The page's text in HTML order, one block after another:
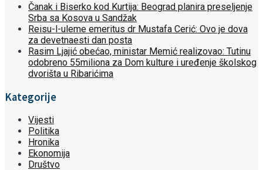
Čanak i Biserko kod Kurtija: Beograd planira preseljenje
Srba sa Kosova u Sandžak
Reisu-l-uleme emeritus dr Mustafa Cerić: Ovo je dova
za devetnaesti dan posta
Rasim Ljajić obećao, ministar Memić realizovao: Tutinu
odobreno 55miliona za Dom kulture i uređenje školskog
dvorišta u Ribarićima
Kategorije
Vijesti
Politika
Hronika
Ekonomija
Društvo